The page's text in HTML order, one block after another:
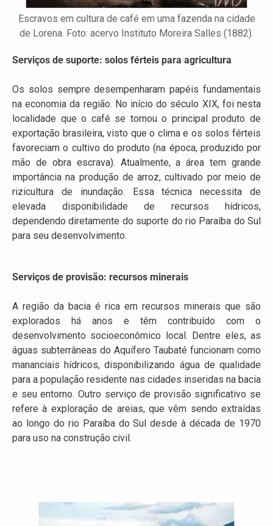
Escravos em cultura de café em uma fazenda na cidade
de Lorena. Foto: acervo Instituto Moreira Salles (1882).
Serviços de suporte: solos férteis para agricultura
Os solos sempre desempenharam papéis fundamentais
na economia da região. No início do século XIX, foi nesta
localidade que o café se tornou o principal produto de
exportação brasileira, visto que o clima e os solos férteis
favoreciam o cultivo do produto (na época, produzido por
mão de obra escrava). Atualmente, a área tem grande
importância na produção de arroz, cultivado por meio de
rizicultura de inundação. Essa técnica necessita de
elevada disponibilidade de recursos hídricos,
dependendo diretamente do suporte do rio Paraíba do Sul
para seu desenvolvimento.
Serviços de provisão: recursos minerais
A região da bacia é rica em recursos minerais que são
explorados há anos e têm contribuído com o
desenvolvimento socioeconômico local. Dentre eles, as
águas subterrâneas do Aquífero Taubaté funcionam como
mananciais hídricos, disponibilizando água de qualidade
para a população residente nas cidades inseridas na bacia
e seu entorno. Outro serviço de provisão significativo se
refere à exploração de areias, que vêm sendo extraídas
ao longo do rio Paraíba do Sul desde à década de 1970
para uso na construção civil.